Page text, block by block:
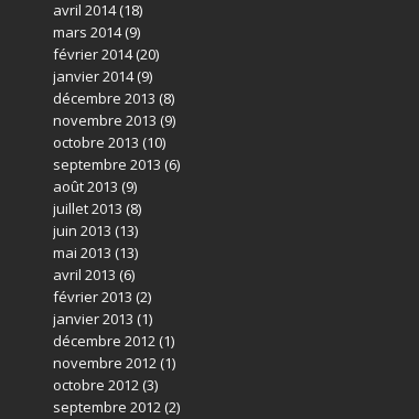
avril 2014(18)
mars 2014(9)
février 2014(20)
janvier 2014(9)
décembre 2013 (8)
novembre 2013 (9)
octobre 2013 (10)
septembre 2013 (6)
août 2013 (9)
juillet 2013 (8)
juin 2013 (13)
mai 2013 (13)
avril 2013 (6)
février 2013 (2)
janvier 2013 (1)
décembre 2012(1)
novembre 2012(1)
octobre 2012(3)
septembre 2012(2)